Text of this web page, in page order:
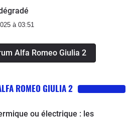
à 03:51
Alfa Romeo Giulia 2
ROMEO GIULIA 2
ou électrique : les